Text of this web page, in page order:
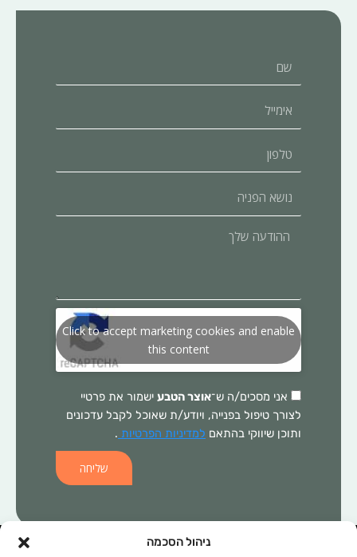
ניהול הסכמה
הפניה
ההודעה
Click to accept marketing cookies and enable
this content
אני מסכים/ה ש־אוצר הטבע ישמור את פרטיי
לצורך טיפול בפנייה, ויודע/ת שאוכל לקבל עדכונים
ותוכן שיווקי בהתאם למדיניות הפרטיות .
שליחה